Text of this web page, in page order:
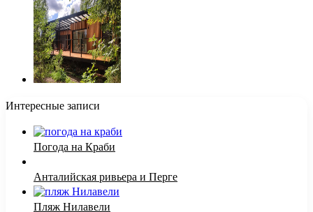
Интересные записи
Погода на Краби
Анталийская ривьера и Перге
Пляж Нилавели